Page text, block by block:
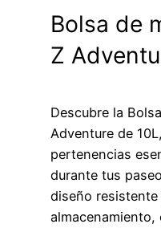
Bolsa de
Z
Descubre la
Adventure de
pertenencias
durante tus
diseño